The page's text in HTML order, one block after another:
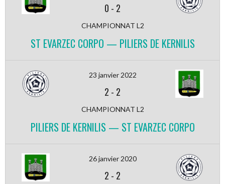
0 - 2
CHAMPIONNAT L2
ST EVARZEC CORPO — PILIERS DE KERNILIS
23 janvier 2022
2 - 2
CHAMPIONNAT L2
PILIERS DE KERNILIS — ST EVARZEC CORPO
26 janvier 2020
2 - 2